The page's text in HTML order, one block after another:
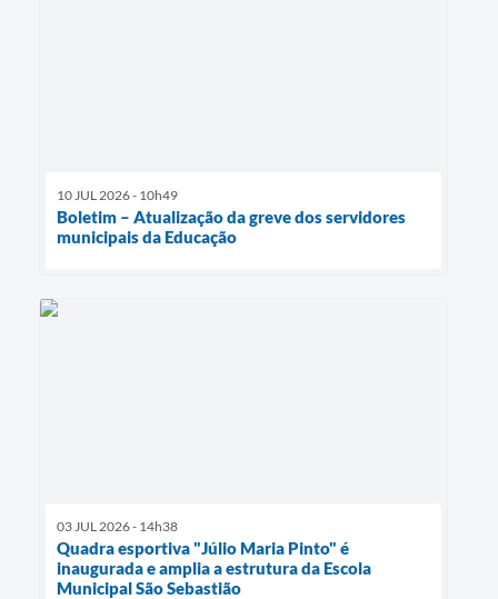
10 JUL 2026 - 10h49
Boletim – Atualização da greve dos servidores
municipais da Educação
03 JUL 2026 - 14h38
Quadra esportiva "Júlio Maria Pinto" é
inaugurada e amplia a estrutura da Escola
Municipal São Sebastião